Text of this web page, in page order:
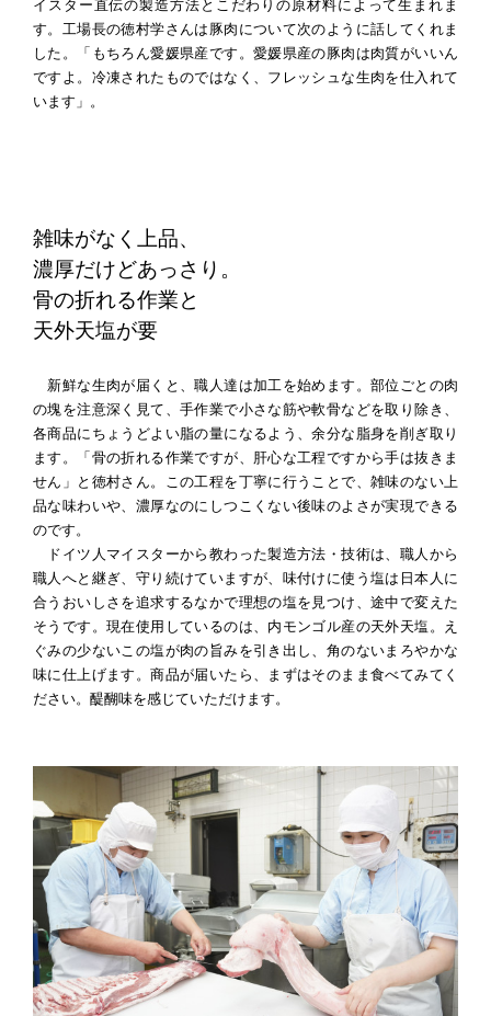
イスター直伝の製造方法とこだわりの原材料によって生まれま
す。工場長の徳村学さんは豚肉について次のように話してくれま
した。「もちろん愛媛県産です。愛媛県産の豚肉は肉質がいいん
ですよ。冷凍されたものではなく、フレッシュな生肉を仕入れて
います」。
雑味がなく上品、
濃厚だけどあっさり。
骨の折れる作業と
天外天塩が要
新鮮な生肉が届くと、職人達は加工を始めます。部位ごとの肉
の塊を注意深く見て、手作業で小さな筋や軟骨などを取り除き、
各商品にちょうどよい脂の量になるよう、余分な脂身を削ぎ取り
ます。「骨の折れる作業ですが、肝心な工程ですから手は抜きま
せん」と徳村さん。この工程を丁寧に行うことで、雑味のない上
品な味わいや、濃厚なのにしつこくない後味のよさが実現できる
のです。
ドイツ人マイスターから教わった製造方法・技術は、職人から
職人へと継ぎ、守り続けていますが、味付けに使う塩は日本人に
合うおいしさを追求するなかで理想の塩を見つけ、途中で変えた
そうです。現在使用しているのは、内モンゴル産の天外天塩。え
ぐみの少ないこの塩が肉の旨みを引き出し、角のないまろやかな
味に仕上げます。商品が届いたら、まずはそのまま食べてみてく
ださい。醍醐味を感じていただけます。